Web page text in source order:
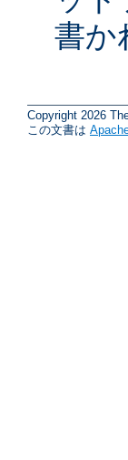
書か
Copyright 2026
この文書は